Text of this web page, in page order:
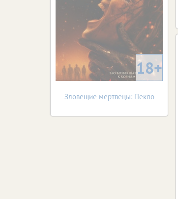
18+
Зловещие мертвецы: Пекло